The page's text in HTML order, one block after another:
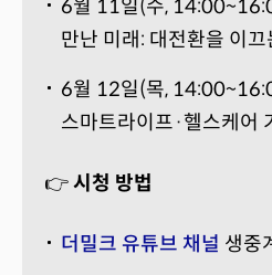
6월 11일(수,
만난 미래: 대전환을 이끄
6월 12일(목,
스마트라이프·헬스케어
👉시청 방법
더밀크 유튜브 채널 생중